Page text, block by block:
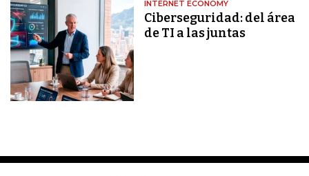
INTERNET ECONOMY
Ciberseguridad: del área
de TI a las juntas